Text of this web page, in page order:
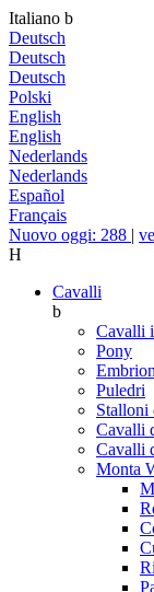
Italiano b
Deutsch
Deutsch
Deutsch
Polski
English
English
Nederlands
Nederlands
Español
Français
Nuovo oggi: 288 |
H
Cavalli
b
Cavalli
Pony
Puledri
Stalloni
Cavalli
Cavalli
Monta